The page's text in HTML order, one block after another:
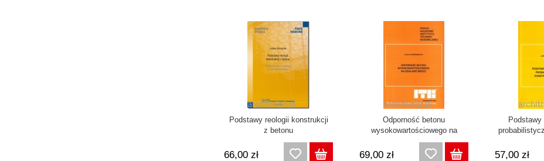
Podstawy reologii konstrukcji
z betonu
66,00 zł
Odporność betonu
wysokowartościowego na
działanie mrozu
69,00 zł
Podstawy
z
57,00 zł